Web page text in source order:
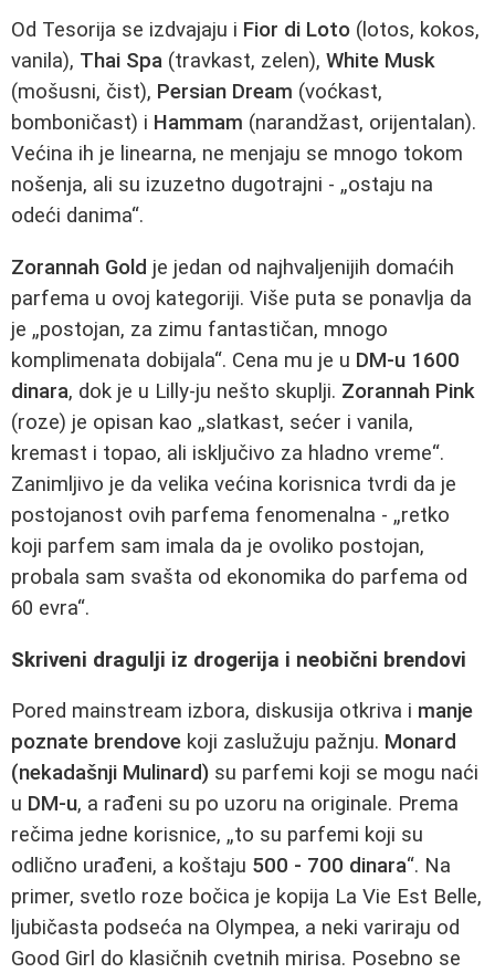
Od Tesorija se izdvajaju i Fior di Loto (lotos, kokos,
vanila), Thai Spa (travkast, zelen), White Musk
(mošusni, čist), Persian Dream (voćkast,
bomboničast) i Hammam (narandžast, orijentalan).
Većina ih je linearna, ne menjaju se mnogo tokom
nošenja, ali su izuzetno dugotrajni - „ostaju na
odeći danima“.
Zorannah Gold je jedan od najhvaljenijih domaćih
parfema u ovoj kategoriji. Više puta se ponavlja da
je „postojan, za zimu fantastičan, mnogo
komplimenata dobijala“. Cena mu je u DM-u 1600
dinara, dok je u Lilly-ju nešto skuplji. Zorannah Pink
(roze) je opisan kao „slatkast, sećer i vanila,
kremast i topao, ali isključivo za hladno vreme“.
Zanimljivo je da velika većina korisnica tvrdi da je
postojanost ovih parfema fenomenalna - „retko
koji parfem sam imala da je ovoliko postojan,
probala sam svašta od ekonomika do parfema od
60 evra“.
Skriveni dragulji iz drogerija i neobični brendovi
Pored mainstream izbora, diskusija otkriva i manje
poznate brendove koji zaslužuju pažnju. Monard
(nekadašnji Mulinard) su parfemi koji se mogu naći
u DM-u, a rađeni su po uzoru na originale. Prema
rečima jedne korisnice, „to su parfemi koji su
odlično urađeni, a koštaju 500 - 700 dinara“. Na
primer, svetlo roze bočica je kopija La Vie Est Belle,
ljubičasta podseća na Olympea, a neki variraju od
Good Girl do klasičnih cvetnih mirisa. Posebno se